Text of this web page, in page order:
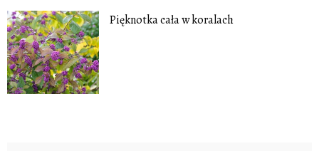
Pięknotka cała w koralach